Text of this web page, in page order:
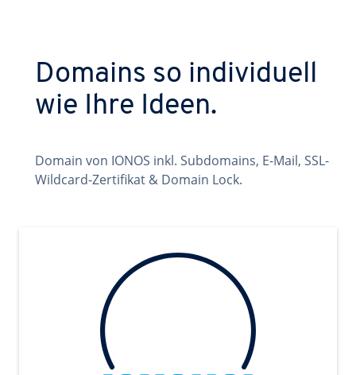
Domains so individuell
wie Ihre Ideen.
Domain von IONOS inkl. Subdomains, E-Mail, SSL-
Wildcard-Zertifikat & Domain Lock.